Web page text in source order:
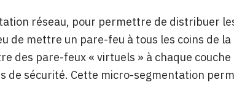
réseau, pour permettre de distribuer
de mettre un pare-feu à tous les coins de
des pare-feux « virtuels » à chaque couche
de sécurité. Cette micro-segmentation